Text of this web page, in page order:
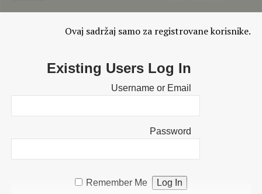
Ovaj sadržaj samo za registrovane korisnike.
Existing Users Log In
Username or Email
Password
Remember Me